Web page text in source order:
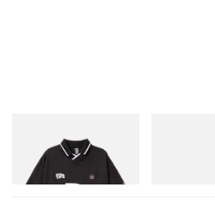
Billionaire Boys Club X Initial
D Game Shirt
立即購入